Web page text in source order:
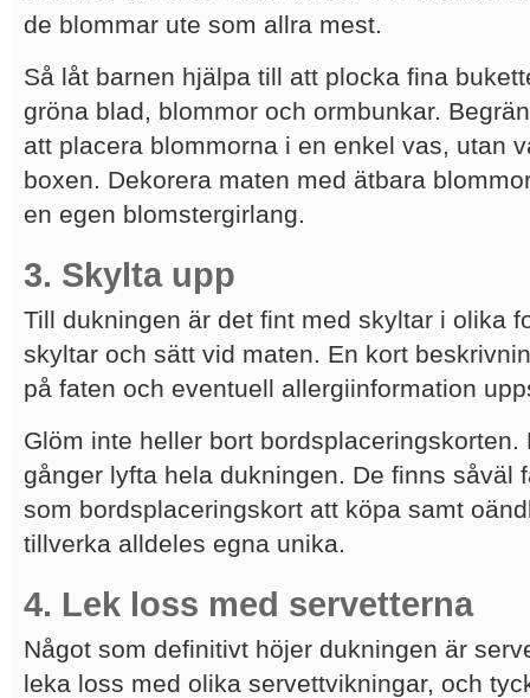
de blommar ute som allra mest.
Så låt barnen hjälpa till att plocka fina
gröna blad, blommor och ormbunkar.
att placera blommorna i en enkel vas, utan
boxen. Dekorera maten med ätbara
en egen blomstergirlang.
3. Skylta upp
Till dukningen är det fint med skyltar i olika
skyltar och sätt vid maten. En kort
på faten och eventuell allergiinformation
Glöm inte heller bort bordsplaceringskorten.
gånger lyfta hela dukningen. De finns såväl
som bordsplaceringskort att köpa samt
tillverka alldeles egna unika.
4. Lek loss med servetterna
Något som definitivt höjer dukningen är
leka loss med olika servettvikningar, och